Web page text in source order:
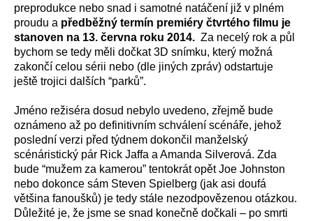
preprodukce nebo snad i samotné natáčení již v plném
proudu a předběžný termín premiéry čtvrtého filmu je
stanoven na 13. června roku 2014. Za necelý rok a půl
bychom se tedy měli dočkat 3D snímku, který možná
zakončí celou sérii nebo (dle jiných zpráv) odstartuje
ještě trojici dalších “parků”.
Jméno režiséra dosud nebylo uvedeno, zřejmě bude
oznámeno až po definitivním schválení scénáře, jehož
poslední verzi před týdnem dokončil manželský
scénáristický pár Rick Jaffa a Amanda Silverová. Zda
bude “mužem za kamerou” tentokrát opět Joe Johnston
nebo dokonce sám Steven Spielberg (jak asi doufá
většina fanoušků) je tedy stále nezodpovězenou otázkou.
Důležité je, že jsme se snad konečně dočkali – po smrti